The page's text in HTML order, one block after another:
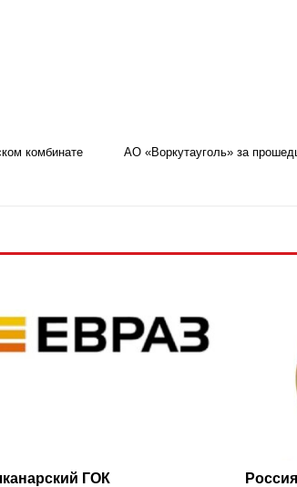
комбинате
АО «Воркутауголь» за
ГОК